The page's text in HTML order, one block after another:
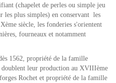
(chapelet de perles ou simple jeu
les plus simples) en conservant les
siècle, les fonderies s'orientent
fourneaux et notamment
1562, propriété de la famille
leur production au XVIIIème
Rochet et propriété de la famille